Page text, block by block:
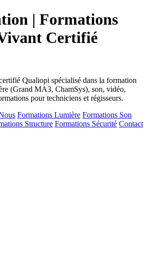
| Formations
Certifié
Qualiopi spécialisé dans la formation
(Grand MA3, ChamSys), son, vidéo,
pour techniciens et régisseurs.
Formations Lumière Formations Son
Structure Formations Sécurité Contact